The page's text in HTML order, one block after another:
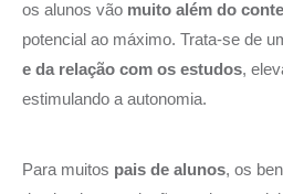
os alunos vão muito além do
potencial ao máximo. Trata-se de
e da relação com os estudos,
estimulando a autonomia.
Para muitos pais de alunos, os